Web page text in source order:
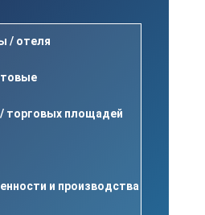
/ отеля
торговых площадей
и производства